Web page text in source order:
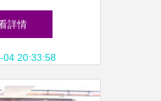
全國煤炭交
會
詳情
04 20:33:58